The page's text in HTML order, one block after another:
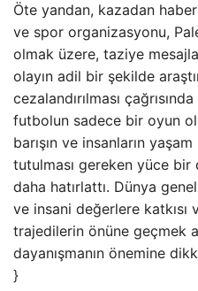
Öte yandan, kazadan
ve spor organizasyonu,
olmak üzere, taziye
olayın adil bir şekilde
cezalandırılması
futbolun sadece bir oyun
barışın ve insanların
tutulması gereken yüce
daha hatırlattı. Dünya
ve insani değerlere katkısı
trajedilerin önüne geçmek
dayanışmanın önemine
}